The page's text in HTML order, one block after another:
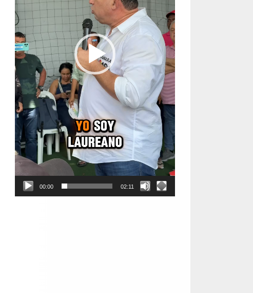
00:00 02:11